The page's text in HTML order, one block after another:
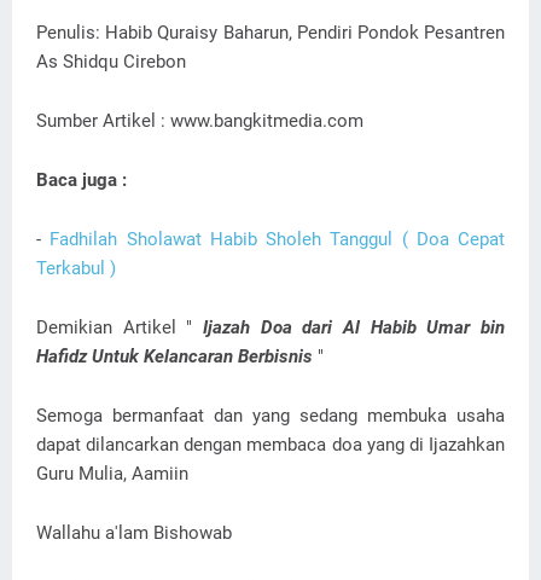
Penulis: Habib Quraisy Baharun, Pendiri Pondok Pesantren
As Shidqu Cirebon
Sumber Artikel : www.bangkitmedia.com
Baca juga :
- Fadhilah Sholawat Habib Sholeh Tanggul ( Doa Cepat
Terkabul )
Demikian Artikel " Ijazah Doa dari Al Habib Umar bin
Hafidz Untuk Kelancaran Berbisnis "
Semoga bermanfaat dan yang sedang membuka usaha
dapat dilancarkan dengan membaca doa yang di Ijazahkan
Guru Mulia, Aamiin
Wallahu a'lam Bishowab